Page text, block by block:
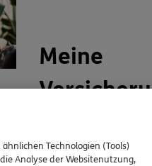
Meine
Versicheru
Technologien (Tools)
Analyse der Websitenutzung,